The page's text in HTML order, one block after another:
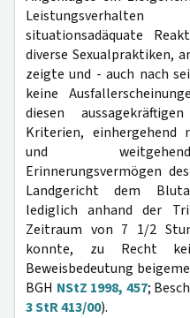
situationsadäquate
diverse Sexualpraktiken,
zeigte und - auch nach
keine
diesen
Kriterien, einhergehend
und
Erinnerungsvermögen
Landgericht dem
lediglich anhand der
Zeitraum von 7 1/2
konnte, zu Recht
Beweisbedeutung
BGH NStZ 1998, 457;
3 StR 413/00).